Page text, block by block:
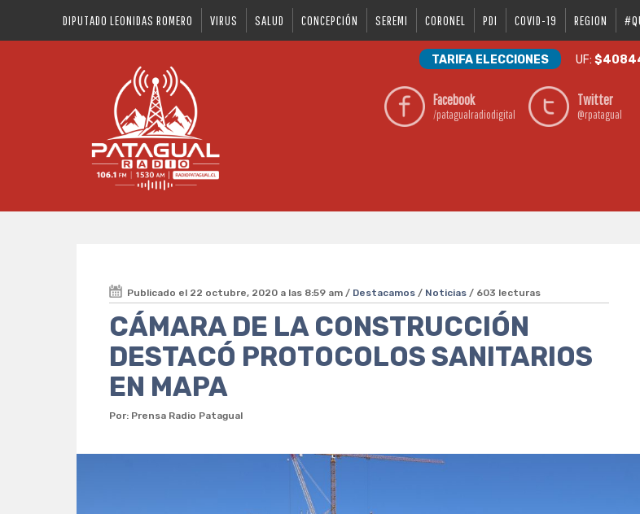
DIPUTADO LEONIDAS ROMERO VIRUS SALUD CONCEPCIÓN SEREMI CORONEL PDI COVID-19 REGION
TARIFA ELECCIONES UF:
Facebook
/patagualradiodigital
Twitter
@rpatagual
Publicado el 22 octubre, 2020 a las 8:59 am / Destacamos / Noticias / 603 lecturas
CÁMARA DE LA CONSTRUCCIÓN
DESTACÓ PROTOCOLOS SANITARIOS
EN MAPA
Por: Prensa Radio Patagual